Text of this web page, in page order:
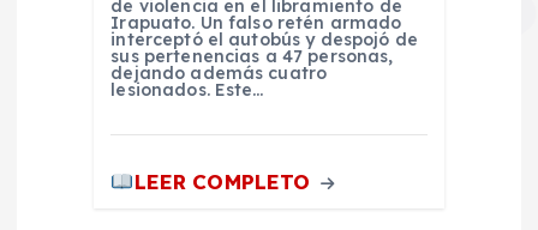
de violencia en el libramiento de
Irapuato. Un falso retén armado
interceptó el autobús y despojó de
sus pertenencias a 47 personas,
dejando además cuatro
lesionados. Este…
LEER COMPLETO